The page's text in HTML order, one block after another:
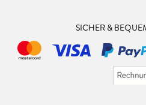
SICHER &